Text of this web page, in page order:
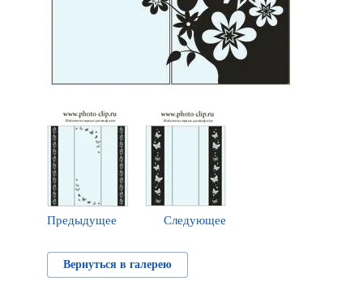
Предыдущее Следующее
Вернуться в галерею